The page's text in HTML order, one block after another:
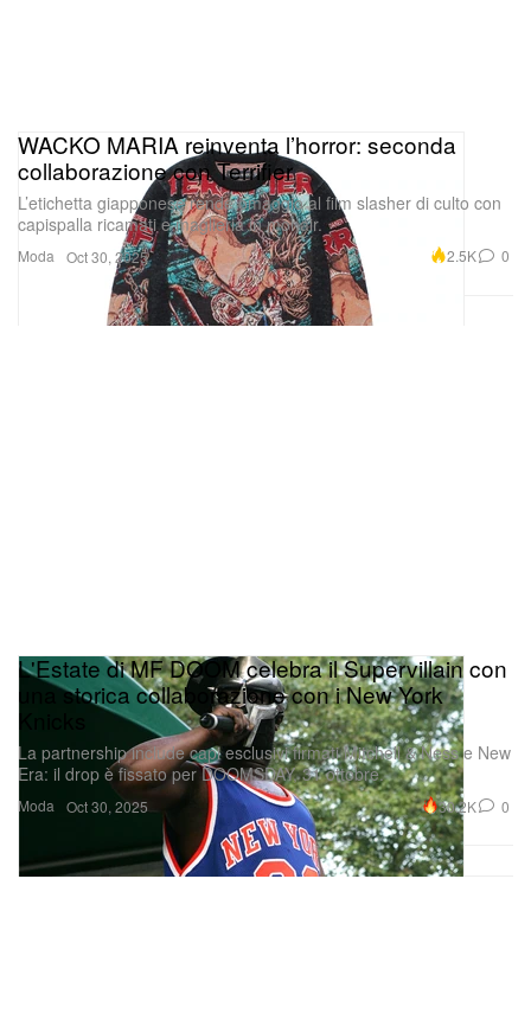
Moda
WACKO MARIA reinventa l’horror: seconda
collaborazione con Terrifier
L’etichetta giapponese rende omaggio al film slasher di culto con
capispalla ricamati e maglieria in mohair.
Oct 30, 2025 2.5K 0
Moda
L'Estate di MF DOOM celebra il Supervillain con
una storica collaborazione con i New York
La partnership include capi esclusivi firmati Mitchell & Ness e New
Era: il drop è fissato per DOOMSDAY, 31 ottobre.
Oct 30, 2025 30.2K 0